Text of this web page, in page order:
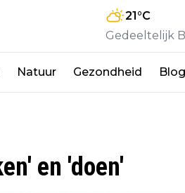
21°C
Gedeeltelijk
Natuur Gezondheid
en 'doen'